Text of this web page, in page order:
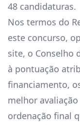
48 candidaturas.
Nos termos do
este concurso,
site, o Conselho
à pontuação
financiamento,
melhor
ordenação final